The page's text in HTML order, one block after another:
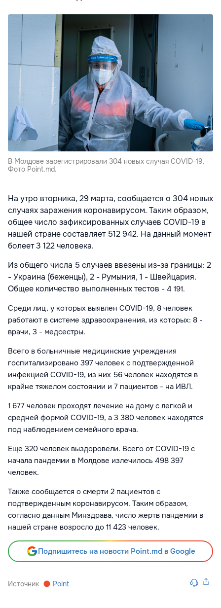
В Молдове зарегистрировали 304 новых случая COVID-19.
Фото Point.md.
На утро вторника, 29 марта, сообщается о 304 новых
случаях заражения коронавирусом. Таким образом,
общее число зафиксированных случаев COVID-19 в
нашей стране составляет 512 942. На данный момент
болеет 3 122 человека.
Из общего числа 5 случаев ввезены из-за границы: 2
- Украина (беженцы), 2 - Румыния, 1 - Швейцария.
Общее количество выполненных тестов - 4 191.
Среди лиц, у которых выявлен COVID-19, 8 человек
работают в системе здравоохранения, из которых: 8 -
врачи, 3 - медсестры.
Всего в больничные медицинские учреждения
госпитализировано 397 человек с подтвержденной
инфекцией COVID-19, из них 56 человек находятся в
крайне тяжелом состоянии и 7 пациентов - на ИВЛ.
1 677 человек проходят лечение на дому с легкой и
средней формой COVID-19, а 3 380 человек находятся
под наблюдением семейного врача.
Еще 320 человек выздоровели. Всего от COVID-19 с
начала пандемии в Молдове излечилось 498 397
человек.
Также сообщается о смерти 2 пациентов с
подтвержденным коронавирусом. Таким образом,
согласно данным Минздрава, число жертв пандемии в
нашей стране возросло до 11 423 человек.
Подпишитесь на новости Point.md в Google
Источник Point